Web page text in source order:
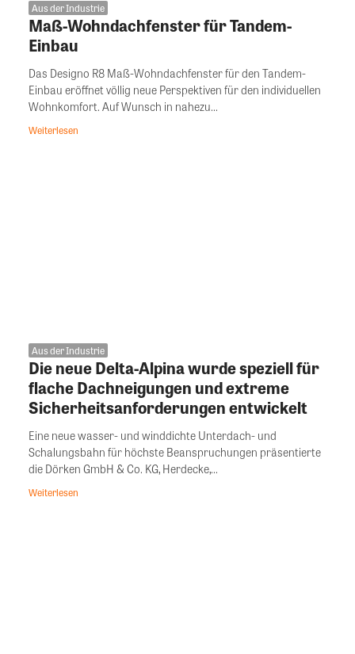
Aus der Industrie
Maß-Wohndachfenster für Tandem-
Einbau
Das Designo R8 Maß-Wohndachfenster für den Tandem-
Einbau eröffnet völlig neue Perspektiven für den individuellen
Wohnkomfort. Auf Wunsch in nahezu...
Weiterlesen
Aus der Industrie
Die neue Delta-Alpina wurde speziell für
flache Dachneigungen und extreme
Sicherheitsanforderungen entwickelt
Eine neue wasser- und winddichte Unterdach- und
Schalungsbahn für höchste Beanspruchungen präsentierte
die Dörken GmbH & Co. KG, Herdecke,...
Weiterlesen